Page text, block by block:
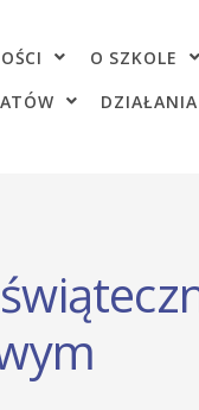
O SZKOLE
DZIAŁANIA